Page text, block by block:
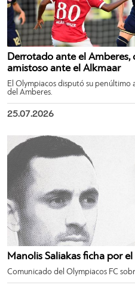
Derrotado ante el Amberes,
amistoso ante el Alkmaar
El Olympiacos disputó su penúltimo
del Amberes.
25.07.2026
Manolis Saliakas ficha por
Comunicado del Olympiacos FC